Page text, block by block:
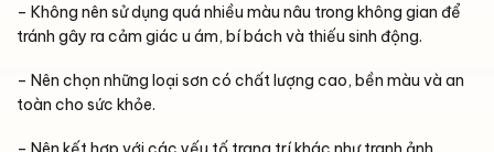
– Không nên sử dụng quá nhiều màu nâu trong không gian để
tránh gây ra cảm giác u ám, bí bách và thiếu sinh động.
– Nên chọn những loại sơn có chất lượng cao, bền màu và an
toàn cho sức khỏe.